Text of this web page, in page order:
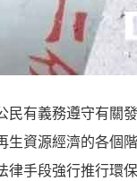
有義務遵守有關
資源經濟的各個
手段強行推行環